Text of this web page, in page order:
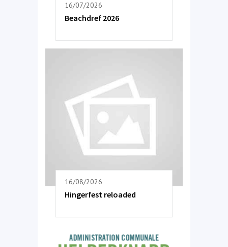
16/07/2026
Beachdref 2026
16/08/2026
Hingerfest reloaded